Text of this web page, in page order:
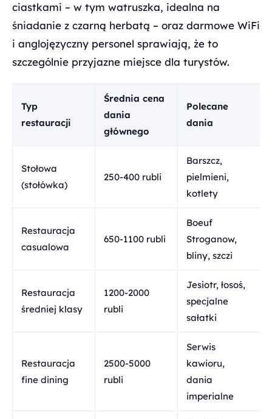
ciastkami – w tym watruszka, idealna na
śniadanie z czarną herbatą – oraz darmowe WiFi
i anglojęzyczny personel sprawiają, że to
szczególnie przyjazne miejsce dla turystów.
Typ
restauracji
Średnia cena
dania
głównego
Polecane
dania
Stołowa
(stołówka)
250-400 rubli
Barszcz,
pielmieni,
kotlety
Restauracja
casualowa
650-1100 rubli
Boeuf
Stroganow,
bliny, szczi
Restauracja
średniej klasy
1200-2000
rubli
Jesiotr, łosoś,
specjalne
sałatki
Restauracja
fine dining
2500-5000
rubli
Serwis
kawioru,
dania
imperialne